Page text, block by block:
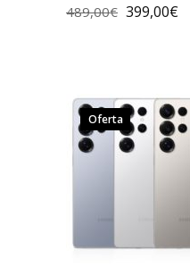
489,00€ 399,00€
Oferta